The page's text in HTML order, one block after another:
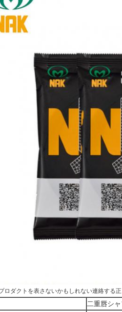
ロダクトを表さないかもしれない連絡する
二重唇シ